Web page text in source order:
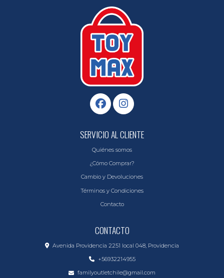
SERVICIO AL CLIENTE
Quiénes somos
¿Cómo Comprar?
Cambio y Devoluciones
Términos y Condiciones
Contacto
CONTACTO
Avenida Providencia 2251 local 048, Providencia
+56932214955
familyoutletchile@gmail.com